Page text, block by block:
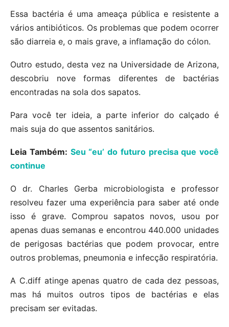
Essa bactéria é uma ameaça pública e resistente a
vários antibióticos. Os problemas que podem ocorrer
são diarreia e, o mais grave, a inflamação do cólon.
Outro estudo, desta vez na Universidade de Arizona,
descobriu nove formas diferentes de bactérias
encontradas na sola dos sapatos.
Para você ter ideia, a parte inferior do calçado é
mais suja do que assentos sanitários.
Leia Também: Seu “eu’ do futuro precisa que você
continue
O dr. Charles Gerba microbiologista e professor
resolveu fazer uma experiência para saber até onde
isso é grave. Comprou sapatos novos, usou por
apenas duas semanas e encontrou 440.000 unidades
de perigosas bactérias que podem provocar, entre
outros problemas, pneumonia e infecção respiratória.
A C.diff atinge apenas quatro de cada dez pessoas,
mas há muitos outros tipos de bactérias e elas
precisam ser evitadas.